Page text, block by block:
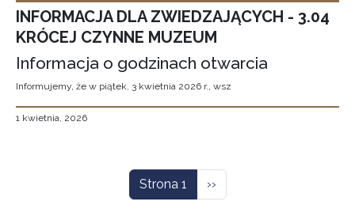
INFORMACJA DLA ZWIEDZAJĄCYCH - 3.04
KRÓCEJ CZYNNE MUZEUM
Informacja o godzinach otwarcia
Informujemy, że w piątek, 3 kwietnia 2026 r., wsz
1 kwietnia, 2026
Strona 1 Następna strona
››